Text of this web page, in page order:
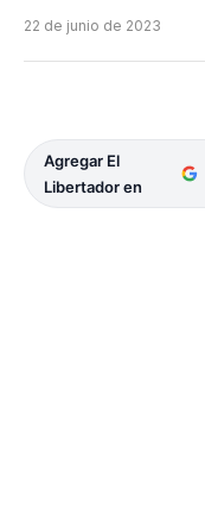
22 de junio de 2023
Agregar El
Libertador en